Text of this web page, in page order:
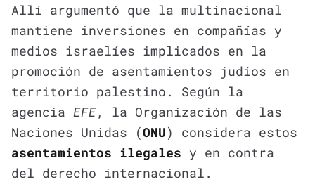
Allí argumentó que la multinacional
mantiene inversiones en compañías y
medios israelíes implicados en la
promoción de asentamientos judíos en
territorio palestino. Según la
agencia EFE, la Organización de las
Naciones Unidas (ONU) considera estos
asentamientos ilegales y en contra
del derecho internacional.